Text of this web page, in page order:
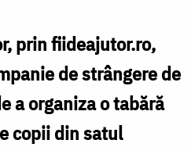
prinfiideajutor.ro,
de strângere de
aorganiza o tabără
copii din satul